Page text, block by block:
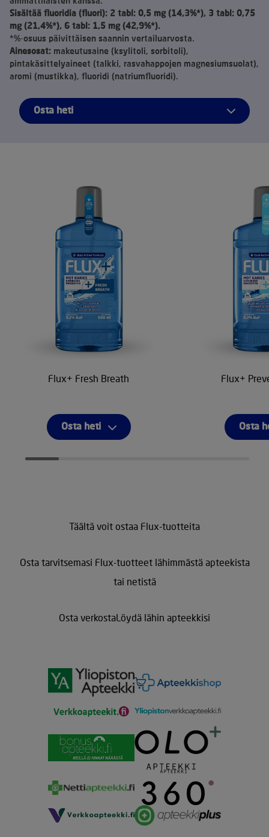
Sisältää fluoridia (fluori): 2 tabl: 0,5 mg (14,3%*), 3 tabl: 0,75
mg (21,4%*), 6 tabl: 1,5 mg (42,9%*).
*%-osuus päivittäisen saannin vertailuarvosta.
Ainesosat: makeutusaine (ksylitoli, sorbitoli),
pintakäsittelyaineet (talkki, rasvahappojen magnesiumsuolat),
aromi (mustikka), fluoridi (natriumfluoridi).
Osta heti
Flux+ Fresh Breath
Osta heti
Flux+
Osta
Täältä voit ostaa Flux-tuotteita
Osta tarvitsemasi Flux-tuotteet lähimmästä apteekista
tai netistä
Osta verkostaLöydä lähin apteekkisi